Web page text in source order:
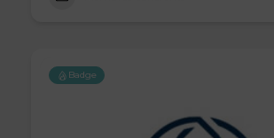
Badge